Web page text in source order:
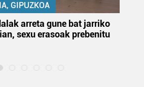
GIPUZKOA
arreta gune bat jarriko
sexu erasoak prebenitu